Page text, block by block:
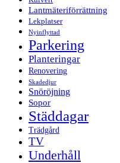
Lantmäteriförrättning
Lekplatser
Nyinflyttad
Parkering
Planteringar
Renovering
Skadedjur
Snöröjning
Sopor
Städdagar
Trädgård
TV
Underhåll